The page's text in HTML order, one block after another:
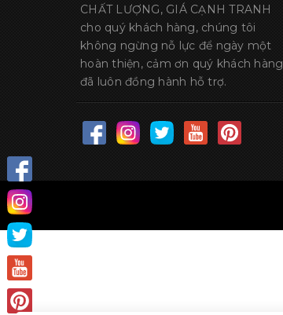
CHẤT LƯỢNG, GIÁ CẠNH TRANH
cho quý khách hàng, chúng tôi
không ngừng nỗ lực để ngày một
hoàn thiện, cảm ơn quý khách hàng
đã luôn đồng hành hỗ trợ.